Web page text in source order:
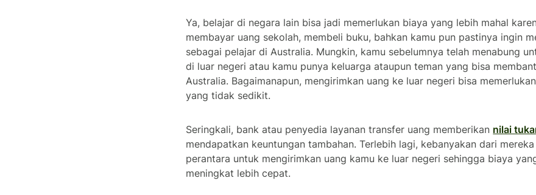
Ya, belajar di negara lain bisa jadi memerlukan biaya yang lebih mahal
membayar uang sekolah, membeli buku, bahkan kamu pun pastinya ingin
sebagai pelajar di Australia. Mungkin, kamu sebelumnya telah menabung
di luar negeri atau kamu punya keluarga ataupun teman yang bisa
Australia. Bagaimanapun, mengirimkan uang ke luar negeri bisa
yang tidak sedikit.
Seringkali, bank atau penyedia layanan transfer uang memberikan nilai
mendapatkan keuntungan tambahan. Terlebih lagi, kebanyakan dari
perantara untuk mengirimkan uang kamu ke luar negeri sehingga biaya
meningkat lebih cepat.